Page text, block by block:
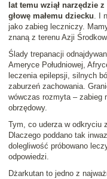
lat temu wziął narzędzie
głowę małemu dziecku. I
jako zabieg leczniczy.
znaną z terenu Azji
Ślady trepanacji
Ameryce Południowej,
leczenia epilepsji, silnych
zaburzeń zachowania.
wówczas rozmyta – zabieg
obrzędowy.
Tym, co uderza w odkryciu
Dlaczego poddano tak
dolegliwość próbowano
odpowiedzi.
Dżarkutan to jedno z